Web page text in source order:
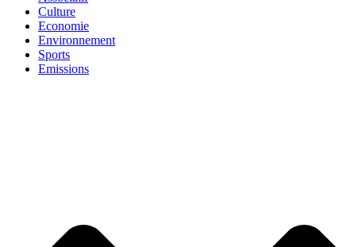
Culture
Economie
Environnement
Sports
Emissions